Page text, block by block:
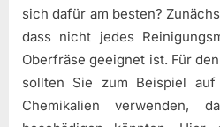
sich dafür am besten?
dass nicht jedes
Oberfräse geeignet ist. Für
sollten Sie zum Beispiel auf
Chemikalien verwenden,